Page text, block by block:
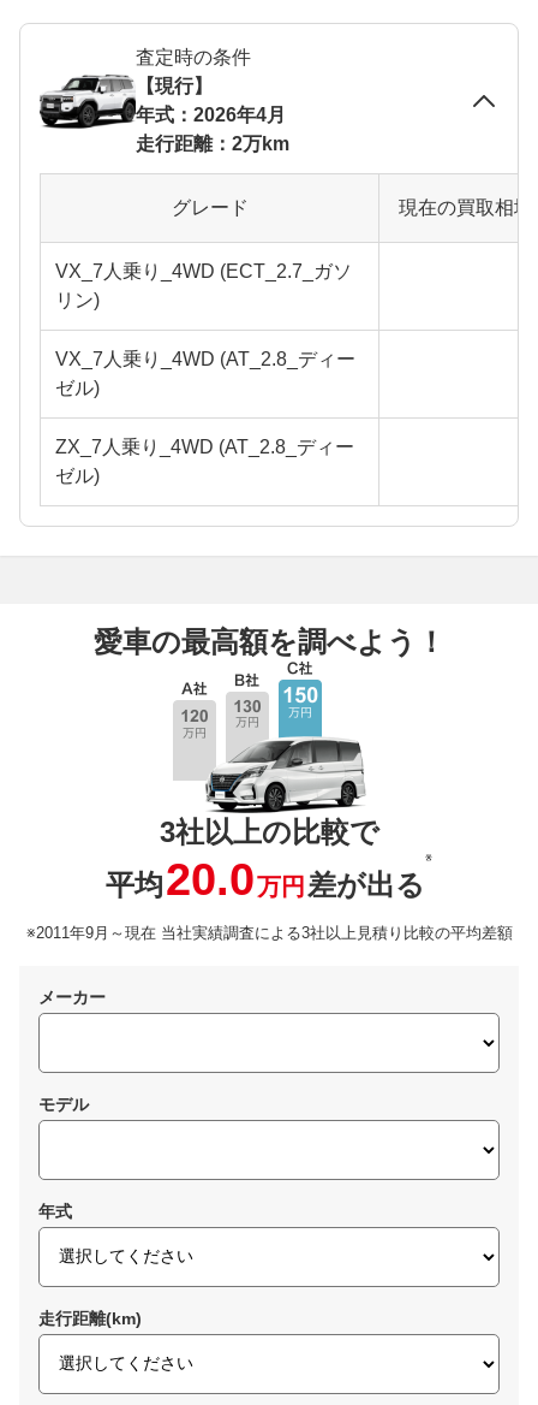
査定時の条件
【現行】
年式：2026年4月
走行距離：2万km
グレード 現在の買取相
VX_7人乗り_4WD (ECT_2.7_ガソ
リン)
VX_7人乗り_4WD (AT_2.8_ディー
ゼル)
ZX_7人乗り_4WD (AT_2.8_ディー
ゼル)
愛車の最高額を調べよう！
3社以上の比較で
平均20.0万円 差が出る
※
※2011年9月～現在 当社実績調査による3社以上見積り比較の平均差額
メーカー
モデル
年式
走行距離(km)